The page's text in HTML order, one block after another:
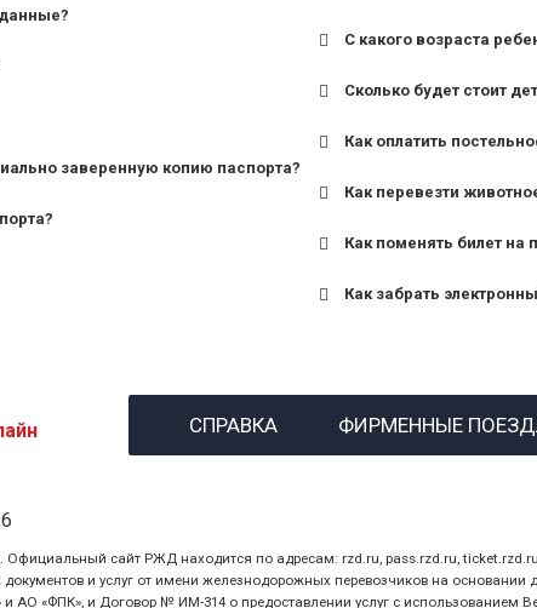
заверенную копию паспорта?
С какого возраста
для поездов
Сколько будет стоит
Как оплатить
Как перевезти
Как поменять билет на
Как забрать
назвав кассиру 14-
СПРАВКА ФИРМЕННЫЕ
сайт РЖД находится по адресам: rzd.ru, pass.rzd.ru, ticket.rzd.ru.
и услуг от имени железнодорожных перевозчиков на основании
«ФПК», и Договор № ИМ-314 о предоставлении услуг с использованием